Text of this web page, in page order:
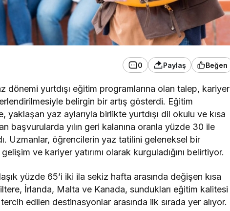
0 Paylaş Beğen
dönemi yurtdışı eğitim programlarına olan talep, kariyer
belirgin bir artış gösterdi. Eğitim
yaklaşan yaz aylarıyla birlikte yurtdışı dil okulu ve kısa
başvurularda yılın geri kalanına oranla yüzde 30 ile
Uzmanlar, öğrencilerin yaz tatilini geleneksel bir
ve kariyer yatırımı olarak kurguladığını belirtiyor.
yüzde 65’i iki ila sekiz hafta arasında değişen kısa
İrlanda, Malta ve Kanada, sundukları eğitim kalitesi
edilen destinasyonlar arasında ilk sırada yer alıyor.